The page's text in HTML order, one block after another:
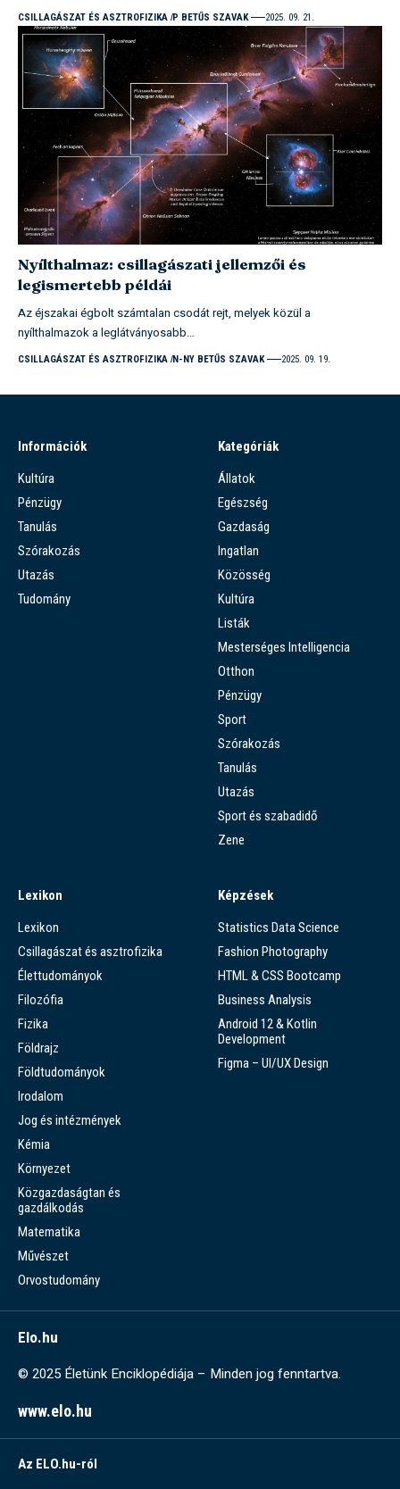
CSILLAGÁSZAT ÉS ASZTROFIZIKA P BETŰS SZAVAK 2025. 09. 21.
Nyílthalmaz: csillagászati jellemzői és
legismertebb példái
Az éjszakai égbolt számtalan csodát rejt, melyek közül a
nyílthalmazok a leglátványosabb…
CSILLAGÁSZAT ÉS ASZTROFIZIKA N-NY BETŰS SZAVAK 2025. 09. 19.
Információk
Kultúra
Pénzügy
Tanulás
Szórakozás
Utazás
Tudomány
Kategóriák
Állatok
Egészség
Gazdaság
Ingatlan
Közösség
Kultúra
Listák
Mesterséges Intelligencia
Otthon
Pénzügy
Sport
Szórakozás
Tanulás
Utazás
Sport és szabadidő
Zene
Lexikon
Lexikon
Csillagászat és asztrofizika
Élettudományok
Filozófia
Fizika
Földrajz
Földtudományok
Irodalom
Jog és intézmények
Kémia
Környezet
Közgazdaságtan és
gazdálkodás
Matematika
Művészet
Orvostudomány
Képzések
Statistics Data Science
Fashion Photography
HTML & CSS Bootcamp
Business Analysis
Android 12 & Kotlin
Development
Figma – UI/UX Design
Elo.hu
© 2025 Életünk Enciklopédiája – Minden jog fenntartva.
www.elo.hu
Az ELO.hu-ról